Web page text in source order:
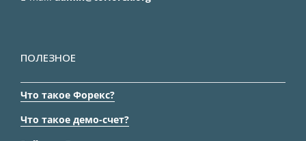
ПОЛЕЗНОЕ
Что такое Форекс?
Что такое демо-счет?